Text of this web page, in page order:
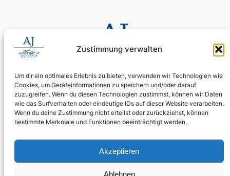
Zustimmung verwalten
Um dir ein optimales Erlebnis zu bieten, verwenden wir Technologien wie
Cookies, um Geräteinformationen zu speichern und/oder darauf
zuzugreifen. Wenn du diesen Technologien zustimmst, können wir Daten
wie das Surfverhalten oder eindeutige IDs auf dieser Website verarbeiten.
Wenn du deine Zustimmung nicht erteilst oder zurückziehst, können
bestimmte Merkmale und Funktionen beeinträchtigt werden.
Akzeptieren
Ablehnen
0155 60 11 80 35
Digitale Assistenz: 030 4397 9215 90
24/7 erreichbar: Ihr Anliegen wird zuverlässig aufgenommen.
WhatsApp Business
kanzlei@ra-aj.de